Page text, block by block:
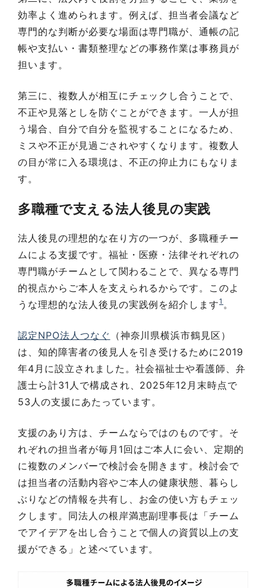
効率よく進められます。例えば、担当者会議など
専門的な判断が必要な場面は専門職が、通帳の記
帳や支払い・書類整理などの事務作業は事務員が
担います。
第三に、複数人が相互にチェックし合うことで、
不正や見落としを防ぐことができます。一人が担
う場合、自分で自分を監視することになるため、
ミスや不正が見過ごされやすくなります。複数人
の目が常に入る環境は、不正の抑止力にもなりま
す。
多職種で支える法人後見の実践
法人後見の理想的な在り方の一つが、多職種チー
ムによる支援です。福祉・医療・法律それぞれの
専門職がチームとして関わることで、異なる専門
的視点からご本人を支えられるからです。このよ
うな理想的な法人後見の実践例を紹介します1 。
認定NPO法人つなぐ （神奈川県横浜市鶴見区）
は、知的障害者の後見人を引き受けるために2019
年4月に設立されました。社会福祉士や看護師、弁
護士ら計31人で構成され、2025年12月末時点で
53人の支援にあたっています。
支援のあり方は、チームならではのものです。そ
れぞれの担当者が毎月1回はご本人に会い、定期的
に複数のメンバーで検討会を開きます。検討会で
は担当者の活動内容やご本人の健康状態、暮らし
ぶりなどの情報を共有し、お金の使い方もチェッ
クします。同法人の根岸満恵副理事長は「チーム
でアイデアを出し合うことで個人の資質以上の支
援ができる」と述べています。